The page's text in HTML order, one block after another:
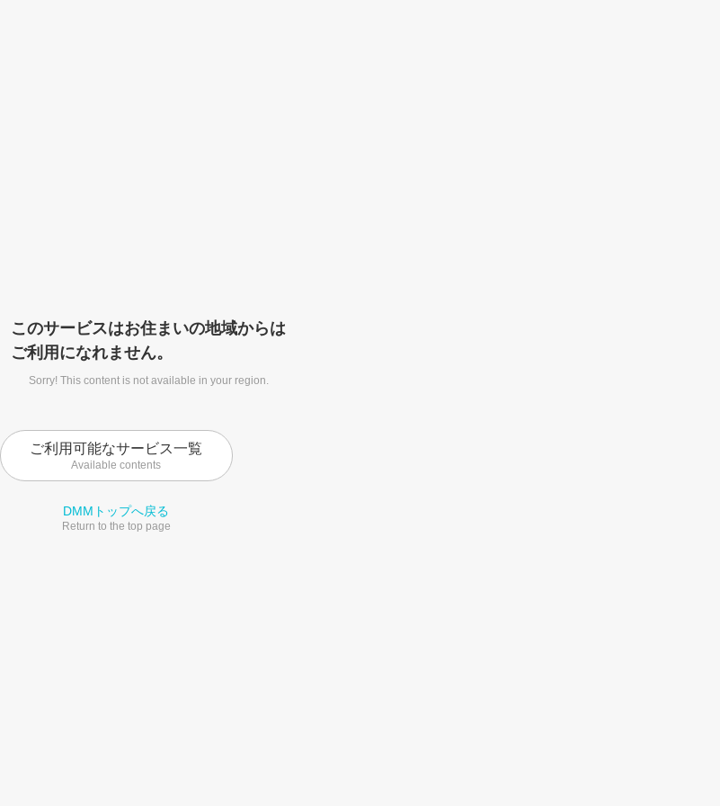
このサービスはお住まいの地域からは
ご利用になれません。
Sorry! This content is not available in your region.
ご利用可能なサービス一覧
Available contents
DMMトップへ戻る
Return to the top page